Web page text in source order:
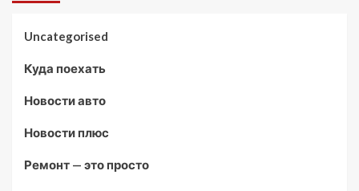
Uncategorised
Куда поехать
Новости авто
Новости плюс
Ремонт — это просто